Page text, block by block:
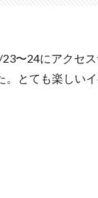
〜24にアクセ
とても楽しい